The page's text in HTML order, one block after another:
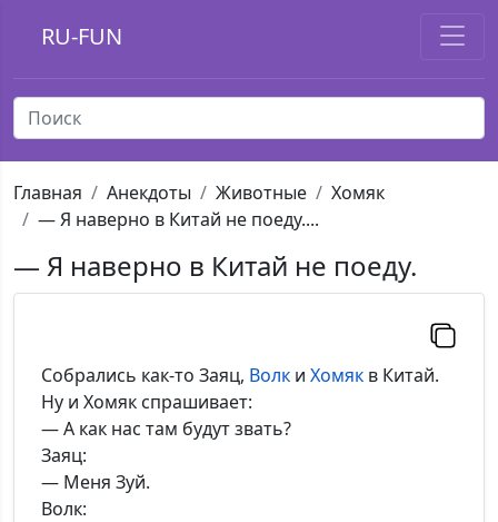
RU-FUN
Главная Анекдоты Животные
Хомяк
— Я наверно в Китай не поеду....
— Я наверно в Китай не поеду.
Собрались как-то Заяц, Волк и Хомяк в Китай.
Ну и Хомяк спрашивает:
— А как нас там будут звать?
Заяц:
— Меня Зуй.
Волк: